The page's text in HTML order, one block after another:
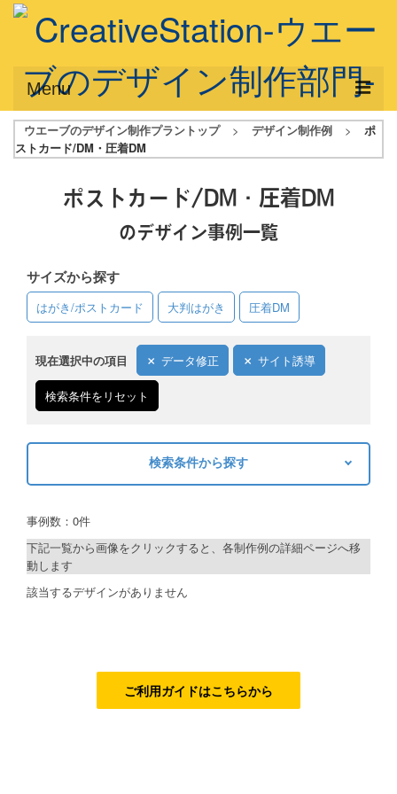
Menu
サービス概要
デザインアシスト
フルデザイン
データ修正
写真からイラスト作成
デザイン制作例
ご利用料金
ご利用の流れ
キャンセルについて
FAQ（よくあるご質問）
お見積り・お問合せ
ウエーブのデザイン制作プラントップ > デザイン制作例 >
ポ
ストカード/DM・圧着DM
ポストカード/DM・圧着DM
のデザイン事例一覧
サイズから探す
はがき/ポストカード 大判はがき 圧着DM
現在選択中の項目 データ修正 サイト誘導
検索条件をリセット
検索条件から探す
制作プランで探す
シルバーコース
事例数：0件
下記一覧から画像をクリックすると、各制作例の詳細ページへ移
動します
該当するデザインがありません
ご利用ガイドはこちらから